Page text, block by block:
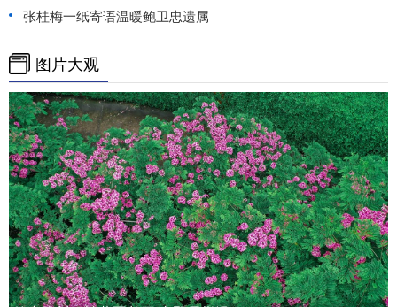
张桂梅一纸寄语温暖鲍卫忠遗属
图片大观